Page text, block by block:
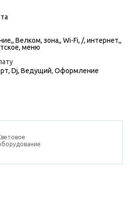
Велком, зона,, Wi-Fi, /, интернет,,
меню
, Dj, Ведущий, Оформление